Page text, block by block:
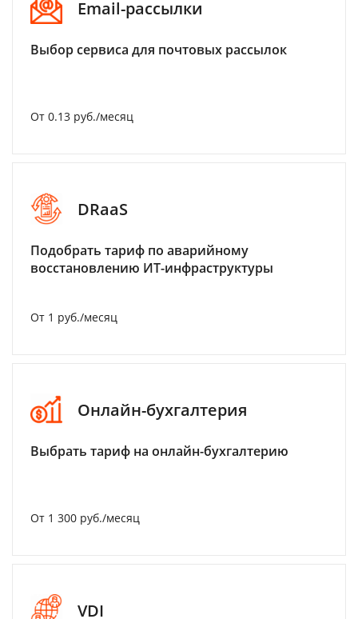
Email-рассылки
Выбор сервиса для почтовых рассылок
От 0.13 руб./месяц
DRaaS
Подобрать тариф по аварийному
восстановлению ИТ-инфраструктуры
От 1 руб./месяц
Онлайн-бухгалтерия
Выбрать тариф на онлайн-бухгалтерию
От 1 300 руб./месяц
VDI